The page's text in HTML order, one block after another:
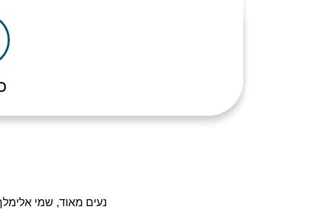
נעים מאוד, שמי אלימלך בן 44 נשוי ואב לשלושה ילדים מקסימים, בעל ניסיון עשיר של למעלה